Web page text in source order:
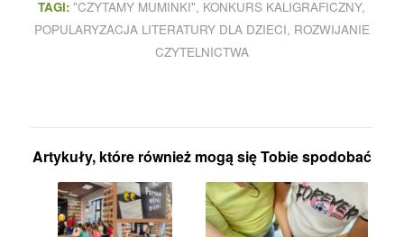
TAGI: "CZYTAMY MUMINKI", KONKURS KALIGRAFICZNY,
POPULARYZACJA LITERATURY DLA DZIECI, ROZWIJANIE
CZYTELNICTWA
Artykuły, które również mogą się Tobie spodobać